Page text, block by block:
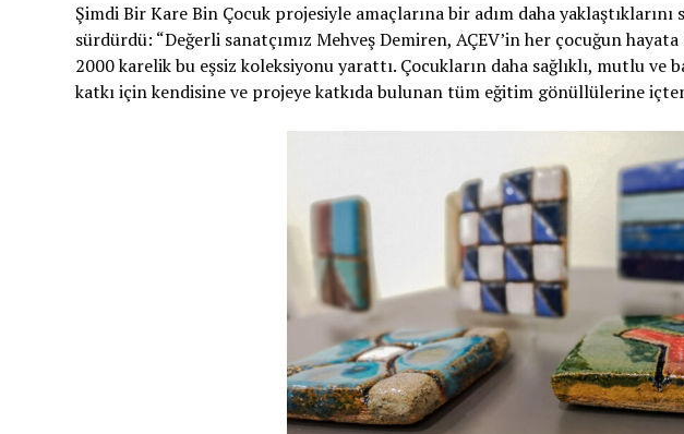
Şimdi Bir Kare Bin Çocuk projesiyle amaçlarına bir adım daha
sürdürdü: “Değerli sanatçımız Mehveş Demiren, AÇEV’in her çocuğun
2000 karelik bu eşsiz koleksiyonu yarattı. Çocukların daha sağlıklı, mutlu ve
katkı için kendisine ve projeye katkıda bulunan tüm eğitim gönüllülerine